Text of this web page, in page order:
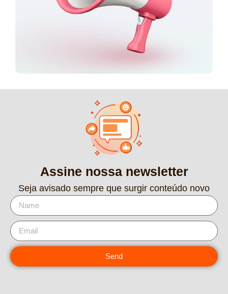
Assine nossa newsletter
Seja avisado sempre que surgir conteúdo novo
Send